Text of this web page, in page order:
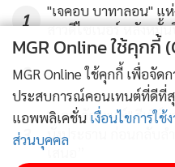
186
1
"เจคอบ บาทาลอน" แห่
สาวดีไซเนอร์ หลังหมั้
2
3
"แอน จักรพงษ์" รีเทิร์น
นั่งประธาน ก่อนกลับลำ
MGR Online ใช้คุกกี้
MGR Online ใช้คุกกี้ เพื่อจั
ประสบการณ์คอนเทนต์ที่ดีที่
แอพพลิเคชั่น เงื่อนไขการใช้
ส่วนบุคคล